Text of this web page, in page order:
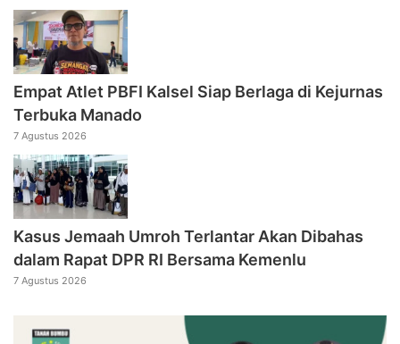
Empat Atlet PBFI Kalsel Siap Berlaga di Kejurnas
Terbuka Manado
7 Agustus 2026
Kasus Jemaah Umroh Terlantar Akan Dibahas
dalam Rapat DPR RI Bersama Kemenlu
7 Agustus 2026